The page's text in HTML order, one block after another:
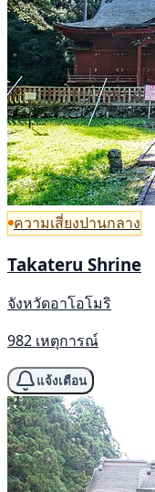
ความเสี่ยงปานกลาง
Takateru Shrine
จังหวัดอาโอโมริ
982 เหตุการณ์
แจ้งเตือน